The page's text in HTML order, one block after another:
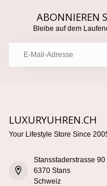
ABONNIEREN
Bleibe auf dem
LUXURYUHREN.CH
Your Lifestyle Store Since
Stansstaderstrasse 90
6370 Stans
Schweiz